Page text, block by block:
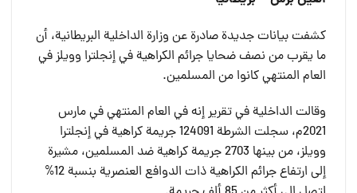
كشفت بيانات جديدة صادرة عن وزارة الداخلية البريطانية، أن
ما يقرب من نصف ضحايا جرائم الكراهية في إنجلترا وويلز في
العام المنتهي كانوا من المسلمين.
وقالت الداخلية في تقرير إنه في العام المنتهي في مارس
2021م، سجلت الشرطة 124091 جريمة كراهية في إنجلترا
وويلز، من بينها 2703 جريمة كراهية ضد المسلمين، مشيرة
إلى ارتفاع جرائم الكراهية ذات الدوافع العنصرية بنسبة 12%